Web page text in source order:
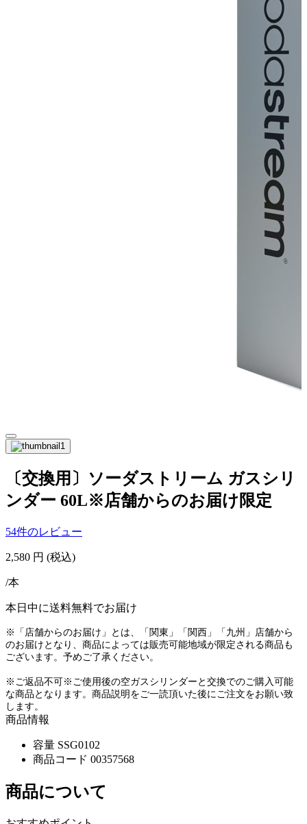
〔交換用〕ソーダストリーム ガスシリ
ンダー 60L※店舗からのお届け限定
54件のレビュー
2,580 円 (税込)
/本
本日中に送料無料でお届け
※「店舗からのお届け」とは、「関東」「関西」「九州」店舗から
のお届けとなり、商品によっては販売可能地域が限定される商品も
ございます。予めご了承ください。
※ご返品不可※ご使用後の空ガスシリンダーと交換でのご購入可能
な商品となります。商品説明をご一読頂いた後にご注文をお願い致
します。
商品情報
容量 SSG0102
商品コード 00357568
商品について